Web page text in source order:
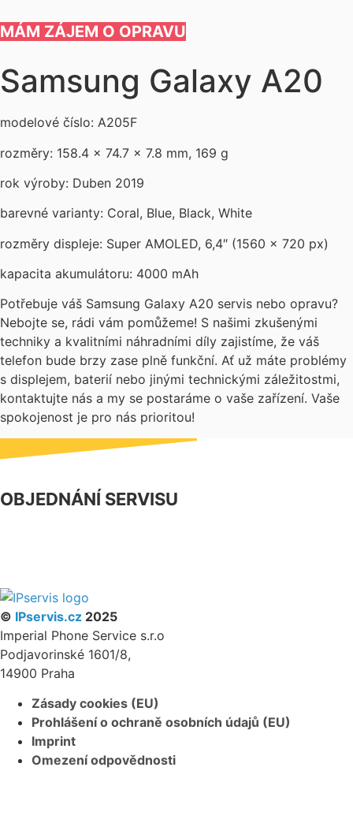
MÁM ZÁJEM O OPRAVU
Samsung Galaxy A20
modelové číslo: A205F
rozměry: 158.4 x 74.7 x 7.8 mm, 169 g
rok výroby: Duben 2019
barevné varianty: Coral, Blue, Black, White
rozměry displeje: Super AMOLED, 6,4″ (1560 × 720 px)
kapacita akumulátoru: 4000 mAh
Potřebuje váš Samsung Galaxy A20 servis nebo opravu?
Nebojte se, rádi vám pomůžeme! S našimi zkušenými
techniky a kvalitními náhradními díly zajistíme, že váš
telefon bude brzy zase plně funkční. Ať už máte problémy
s displejem, baterií nebo jinými technickými záležitostmi,
kontaktujte nás a my se postaráme o vaše zařízení. Vaše
spokojenost je pro nás prioritou!
OBJEDNÁNÍ SERVISU
© IPservis.cz 2025
Imperial Phone Service s.r.o
Podjavorinské 1601/8,
14900 Praha
Zásady cookies (EU)
Prohlášení o ochraně osobních údajů (EU)
Imprint
Omezení odpovědnosti